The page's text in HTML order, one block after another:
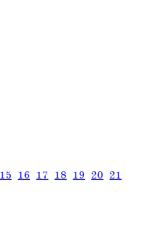
15 16 17 18 19 20 21